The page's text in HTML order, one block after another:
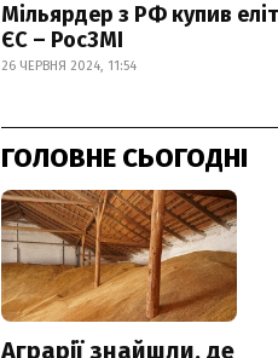
Мільярдер з РФ купив
ЄС – РосЗМІ
26 ЧЕРВНЯ 2024, 11:54
ГОЛОВНЕ СЬОГОДНІ
Аграрії знайшли, де